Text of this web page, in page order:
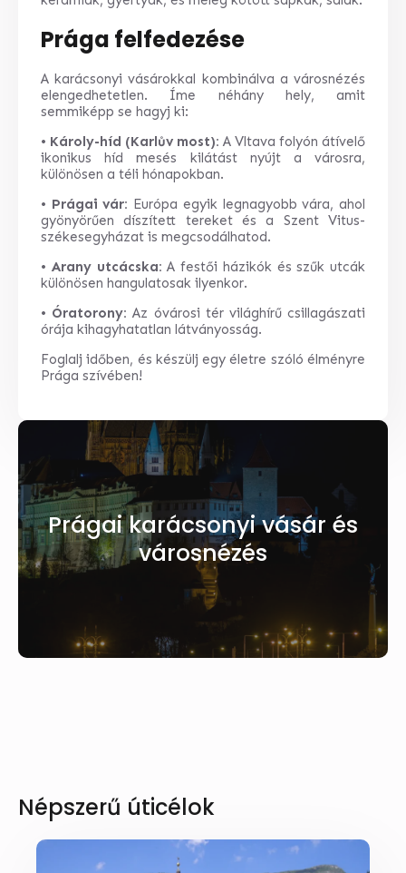
Prága felfedezése
A karácsonyi vásárokkal kombinálva a városnézés
elengedhetetlen. Íme néhány hely, amit
semmiképp se hagyj ki:
• Károly-híd (Karlův most): A Vltava folyón átívelő
ikonikus híd mesés kilátást nyújt a városra,
különösen a téli hónapokban.
• Prágai vár: Európa egyik legnagyobb vára, ahol
gyönyörűen díszített tereket és a Szent Vitus-
székesegyházat is megcsodálhatod.
• Arany utcácska: A festői házikók és szűk utcák
különösen hangulatosak ilyenkor.
• Óratorony: Az óvárosi tér világhírű csillagászati
órája kihagyhatatlan látványosság.
Foglalj időben, és készülj egy életre szóló élményre
Prága szívében!
Prágai karácsonyi vásár és
városnézés
Népszerű úticélok